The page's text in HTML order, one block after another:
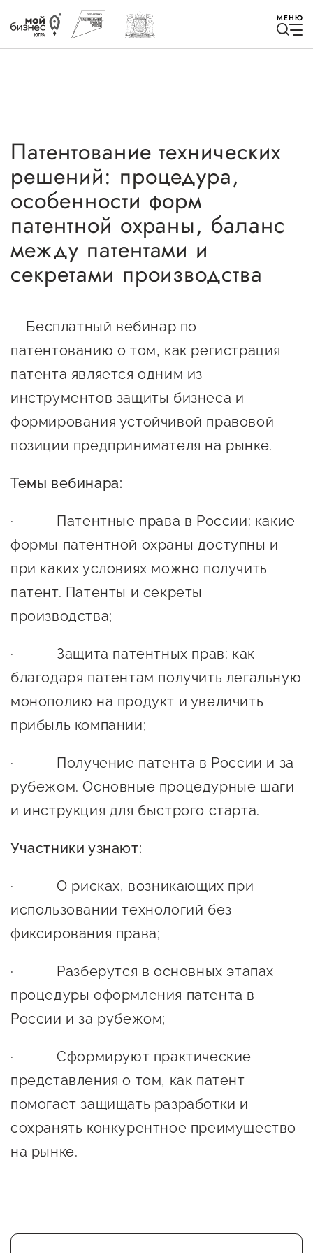
МЕНЮ
Избранное
Быть в курсе
Истории успеха
Мероприятия
Новости
Меры поддержки
Навигатор по мерам
Консультационная поддержка
Образовательная поддержка
Поддержка креативного и
инновационно-
технологического
Поддержка социальных
Поддержка экспортеров
внешнего санкционного
давления
Центры поддержки
Центр информационно-
сопровождения
О центре
Поддержка центра
Онлайн-витрина
Центр образовательных
программ и молодежного
предпринимательства
О центре
Календарь
Проекты
Поддержка центра
Центр инноваций
социальной сферы
О центре
Поддержка центра
Календарь
Истории успеха
Патентование технических
решений: процедура,
особенности форм
патентной охраны, баланс
между патентами и
секретами производства
Бесплатный вебинар по
патентованию о том, как регистрация
патента является одним из
инструментов защиты бизнеса и
формирования устойчивой правовой
позиции предпринимателя на рынке.
Темы вебинара:
· Патентные права в России: какие
формы патентной охраны доступны и
при каких условиях можно получить
патент. Патенты и секреты
производства;
· Защита патентных прав: как
благодаря патентам получить легальную
монополию на продукт и увеличить
прибыль компании;
· Получение патента в России и за
рубежом. Основные процедурные шаги
и инструкция для быстрого старта.
Участники узнают:
· О рисках, возникающих при
использовании технологий без
фиксирования права;
· Разберутся в основных этапах
процедуры оформления патента в
России и за рубежом;
· Сформируют практические
представления о том, как патент
помогает защищать разработки и
сохранять конкурентное преимущество
на рынке.